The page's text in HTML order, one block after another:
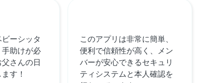
ーシッタ
助けが必
さんの日
す！
このアプリは非常に簡単、
便利で信頼性が高く、メン
バーが安心できるセキュリ
ティシステムと本人確認を